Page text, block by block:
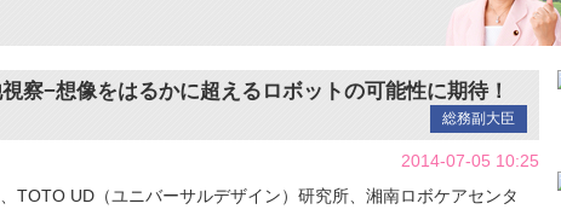
察−想像をはるかに超えるロボットの可能性に期待！
総務副大臣
2014-07-05 10:25
TOTO UD（ユニバーサルデザイン）研究所、湘南ロボケアセンタ